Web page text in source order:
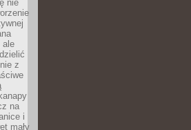
nie
ale
z
na
i
mały